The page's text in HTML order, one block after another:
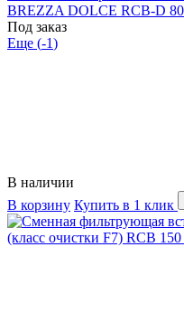
BREZZA DOLCE RCB-D
Под заказ
Еще (-1)
В наличии
В корзину Купить в 1 клик